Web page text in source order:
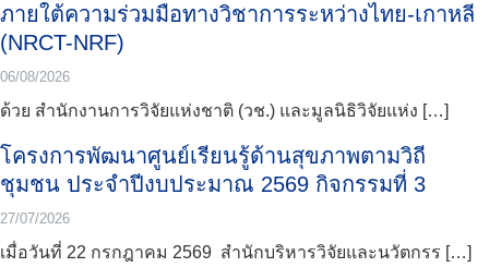
TH
ภายใต้ความร่วมมือทางวิชาการระหว่างไทย-เกาหลี
(NRCT-NRF)
06/08/2026
ด้วย สำนักงานการวิจัยแห่งชาติ (วช.) และมูลนิธิวิจัยแห่ง […]
โครงการพัฒนาศูนย์เรียนรู้ด้านสุขภาพตามวิถี
ชุมชน ประจำปีงบประมาณ 2569 กิจกรรมที่ 3
27/07/2026
เมื่อวันที่ 22 กรกฎาคม 2569 สำนักบริหารวิจัยและนวัตกรร […]